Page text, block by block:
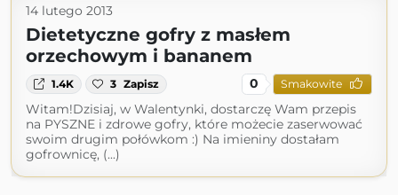
14 lutego 2013
Dietetyczne gofry z masłem
orzechowym i bananem
1.4K 3 Zapisz 0 Smakowite
Witam!Dzisiaj, w Walentynki, dostarczę Wam przepis
na PYSZNE i zdrowe gofry, które możecie zaserwować
swoim drugim połówkom :) Na imieniny dostałam
gofrownicę, (...)